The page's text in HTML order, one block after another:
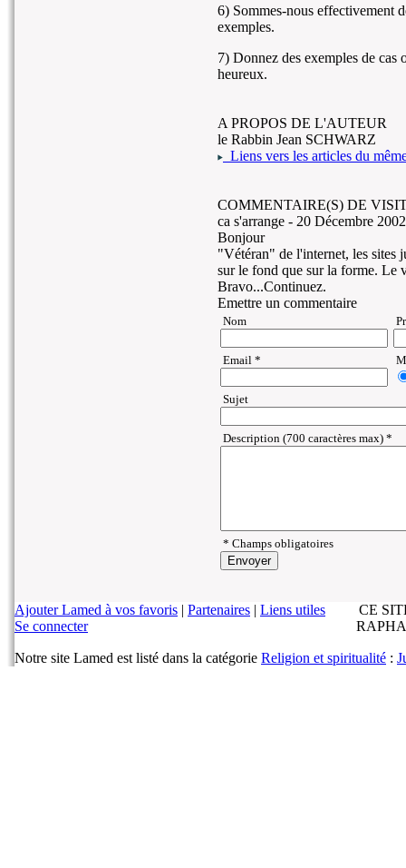
6) Sommes-nous effectivement
exemples.
7) Donnez des exemples de cas
heureux.
A PROPOS DE L'AUTEUR
le Rabbin Jean SCHWARZ
Liens vers les articles du
COMMENTAIRE(S) DE
ca s'arrange - 20 Décembre 2002
Bonjour
"Vétéran" de l'internet, les sites
sur le fond que sur la forme. Le
Bravo...Continuez.
Emettre un commentaire
Nom
Email *
Sujet
Description (700 caractères max) *
* Champs obligatoires
Ajouter Lamed à vos favoris | Partenaires | Liens utiles
Se connecter
CE
Notre site Lamed est listé dans la catégorie Religion et spiritualité :